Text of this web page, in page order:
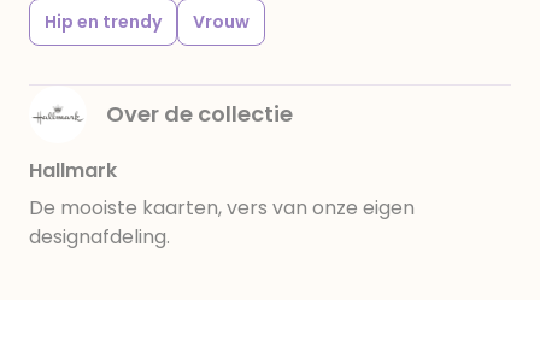
Hip en trendy
Vrouw
Over de collectie
Hallmark
De mooiste kaarten, vers van onze eigen
designafdeling.